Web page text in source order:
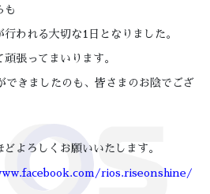
も
われる大切な1日となりました。
張ってまいります。
できましたのも、皆さまのお陰でござ
よろしくお願いいたします。
rios.riseonshine/